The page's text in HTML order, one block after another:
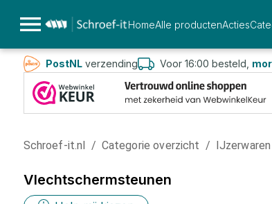
HomeAlle productenActies
PostNLverzending Voor 16:00 besteld,
Schroef-it.nl / Categorie overzicht / IJzerwaren
Vlechtschermsteunen